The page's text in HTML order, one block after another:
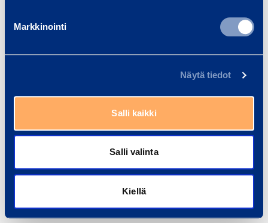
Markkinointi
Näytä tiedot
Salli kaikki
Salli valinta
Kiellä
Jatka
Oletko jo rekisteröitynyt?Kirjaudu sisään.